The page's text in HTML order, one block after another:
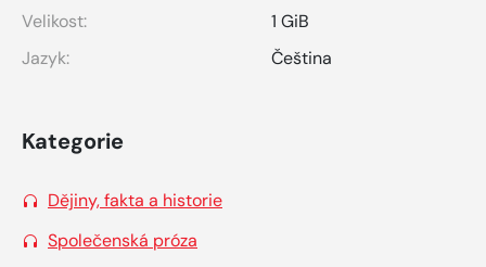
Velikost:
1 GiB
Jazyk:
Čeština
Kategorie
Dějiny, fakta a historie
Společenská próza